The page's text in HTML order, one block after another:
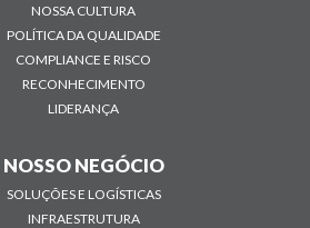
NOSSA CULTURA
POLÍTICA DA QUALIDADE
COMPLIANCE E RISCO
RECONHECIMENTO
LIDERANÇA
NOSSO NEGÓCIO
SOLUÇÕES E LOGÍSTICAS
INFRAESTRUTURA